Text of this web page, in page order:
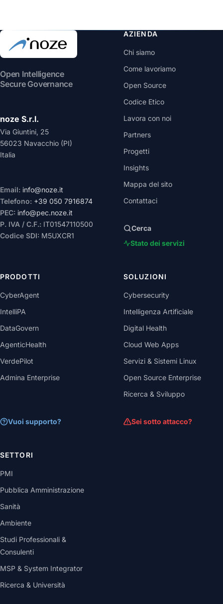
Open Intelligence
Secure Governance
noze S.r.l.
Via Giuntini, 25
56023 Navacchio (PI)
Italia
Email: info@noze.it
Telefono: +39 050 7916874
PEC: info@pec.noze.it
P. IVA / C.F.: IT01547110500
Codice SDI: M5UXCR1
AZIENDA
Chi siamo
Come lavoriamo
Open Source
Codice Etico
Lavora con noi
Partners
Progetti
Insights
Mappa del sito
Contattaci
Cerca
Stato dei servizi
PRODOTTI
CyberAgent
IntelliPA
DataGovern
AgenticHealth
VerdePilot
Admina Enterprise
Vuoi supporto?
SOLUZIONI
Cybersecurity
Intelligenza Artificiale
Digital Health
Cloud Web Apps
Servizi & Sistemi Linux
Open Source Enterprise
Ricerca & Sviluppo
Sei sotto attacco?
SETTORI
PMI
Pubblica Amministrazione
Sanità
Ambiente
Studi Professionali &
Consulenti
MSP & System Integrator
Ricerca & Università